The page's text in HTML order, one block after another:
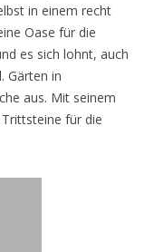
in einem recht
Oase für die
es sich lohnt, auch
Gärten in
aus. Mit seinem
für die